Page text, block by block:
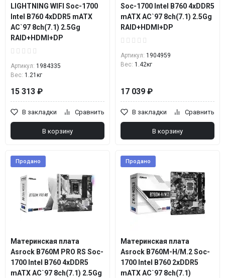
LIGHTNING WIFI Soc-1700
Intel B760 4xDDR5 mATX
AC`97 8ch(7.1) 2.5Gg
RAID+HDMI+DP
Артикул: 1984335
Вес: 1.21кг
15 313 ₽
В закладки Сравнить
В корзину
Soc-1700 Intel B760 4xDDR5
mATX AC`97 8ch(7.1) 2.5Gg
RAID+HDMI+DP
Артикул: 1904959
Вес: 1.42кг
17 039 ₽
В закладки Сравнить
В корзину
Продано
Материнская плата
Asrock B760M PRO RS Soc-
1700 Intel B760 4xDDR5
mATX AC`97 8ch(7.1) 2.5Gg
Продано
Материнская плата
Asrock B760M-H/M.2 Soc-
1700 Intel B760 2xDDR5
mATX AC`97 8ch(7.1)